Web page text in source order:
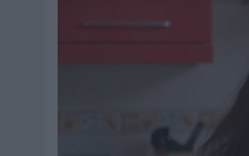
SIETE DE CADA DIEZ EMPRESAS
LA TELEVISIÓN SIGUE LIDERANDO
EL USO DE LA IA GENERATIVA
SYSTEM1 NOMBRA A KIMBERLY
FRIGO Y UNIQLO LANZAN UNA
LA IA ESTÁ SUBIENDO EL LISTÓN DE